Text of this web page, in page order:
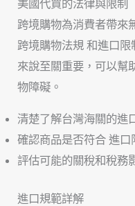
美國代買的法律與限制
跨境購物為消費者帶來
跨境購物法規 和進口
來說至關重要，可以幫
物障礙。
清楚了解台灣海關的進
確認商品是否符合 進口
評估可能的關稅和稅務
進口規範詳解